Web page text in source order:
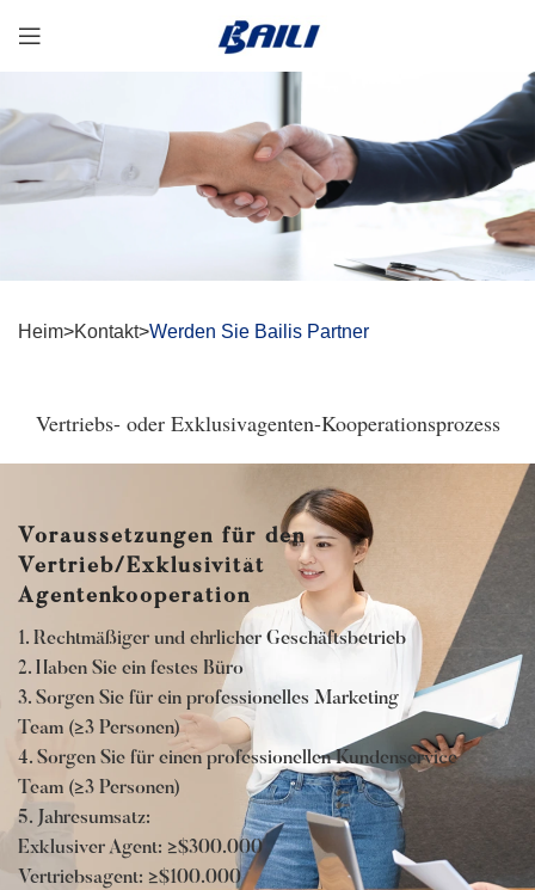
Heim>Kontakt>Werden Sie Bailis Partner
Vertriebs- oder Exklusivagenten-Kooperationsprozess
Voraussetzungen für den
Vertrieb/Exklusivität
Agentenkooperation
1. Rechtmäßiger und ehrlicher Geschäftsbetrieb
2. Haben Sie ein festes Büro
3. Sorgen Sie für ein professionelles Marketing
Team (≥3 Personen)
4. Sorgen Sie für einen professionellen Kundenservice
Team (≥3 Personen)
5. Jahresumsatz:
Exklusiver Agent: ≥$300.000
Vertriebsagent: ≥$100.000